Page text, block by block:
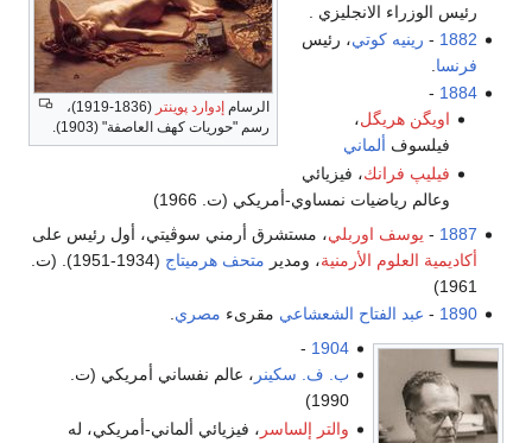
الرسام إدوارد پوينتر
(1836-1919)،
رسم "حوريات كهف العاصفة" (1903).
رئيس الوزراء الانجليزي .
1882
- رينيه كوتي، رئيس
فرنسا
1884
-
اويگن هريگل،
فيلسوف ألماني
فيليپ فرانك، فيزيائي
وعالم رياضيات نمساوي-أمريكي (ت. 1966)
1887
- يوسف اوربلي، مستشرق أرمني سوڤيتي، أول رئيس على
أكاديمية العلوم الأرمنية، ومدير متحف هرميتاج
(1934-1951). (ت.
1961)
1890
- عبد الفتاح الشعشاعي مقرىء مصري
1904
-
ب. ف. سكينر ، عالم نفساني أمريكي (ت.
1990)
والتر إلساسر ، فيزيائي ألماني-أمريكي، له